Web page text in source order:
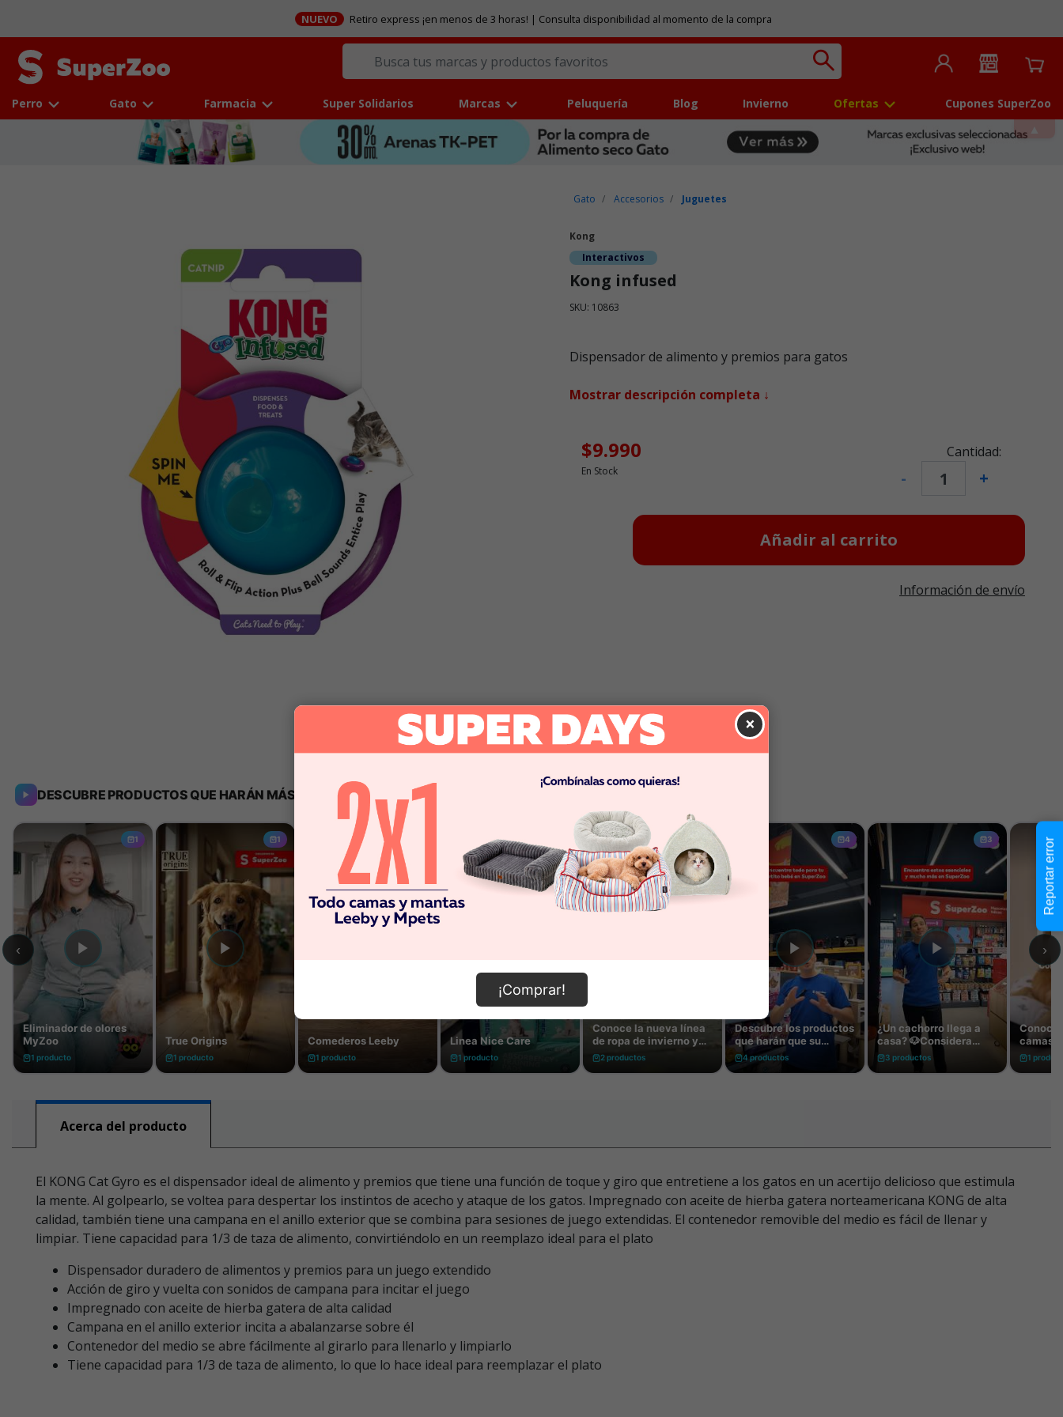
NUEVO Retiro express ¡en menos de 3 horas! | Consulta disponibilidad al momento de la compra
Perro Gato Farmacia Super Solidarios Marcas Peluquería Blog Invierno Ofertas Cupones SuperZoo
Gato Accesorios Juguetes
Kong
Interactivos
Kong infused
SKU: 10863
Dispensador de alimento y premios para gatos
Mostrar descripción completa ↓
Cantidad:
- +
$9.990
En Stock
Añadir al carrito
Información de envío
Acerca del producto
El KONG Cat Gyro es el dispensador ideal de alimento y premios que tiene una función de toque y giro que entretiene a los gatos en un acertijo delicioso que estimula
la mente. Al golpearlo, se voltea para despertar los instintos de acecho y ataque de los gatos. Impregnado con aceite de hierba gatera norteamericana KONG de alta
calidad, también tiene una campana en el anillo exterior que se combina para sesiones de juego extendidas. El contenedor removible del medio es fácil de llenar y
limpiar. Tiene capacidad para 1/3 de taza de alimento, convirtiéndolo en un reemplazo ideal para el plato
Dispensador duradero de alimentos y premios para un juego extendido
Acción de giro y vuelta con sonidos de campana para incitar el juego
Impregnado con aceite de hierba gatera de alta calidad
Campana en el anillo exterior incita a abalanzarse sobre él
Contenedor del medio se abre fácilmente al girarlo para llenarlo y limpiarlo
Tiene capacidad para 1/3 de taza de alimento, lo que lo hace ideal para reemplazar el plato
×
¡Comprar!
Reportar error